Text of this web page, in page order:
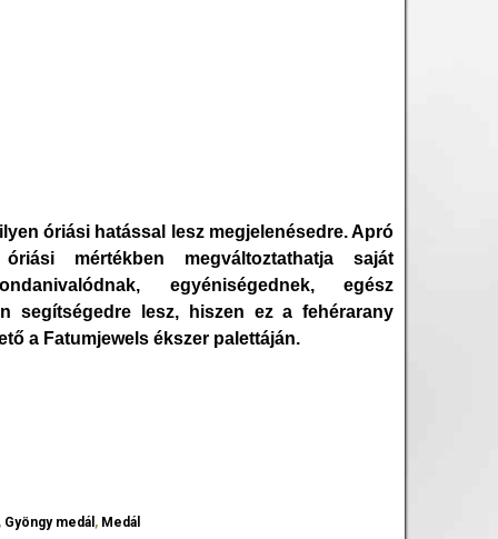
óriási hatással lesz megjelenésedre. Apró
mértékben megváltoztathatja saját
egyéniségednek, egész
segítségedre lesz, hiszen ez a fehérarany
a Fatumjewels ékszer palettáján.
Gyöngy medál , Medál